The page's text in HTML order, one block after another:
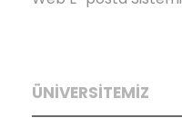
ÜNİVERSİTEMİZ